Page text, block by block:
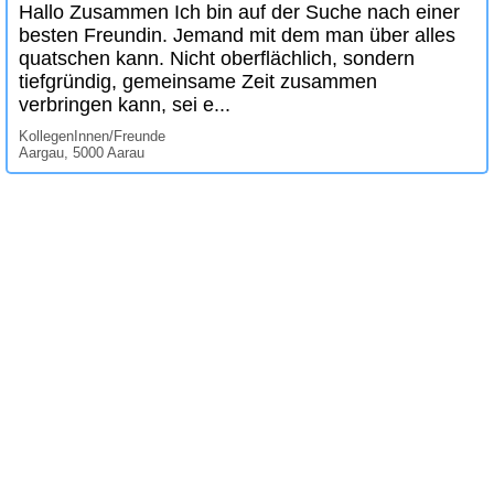
Hallo Zusammen Ich bin auf der Suche nach einer
besten Freundin. Jemand mit dem man über alles
quatschen kann. Nicht oberflächlich, sondern
tiefgründig, gemeinsame Zeit zusammen
verbringen kann, sei e...
KollegenInnen/Freunde
Aargau, 5000 Aarau